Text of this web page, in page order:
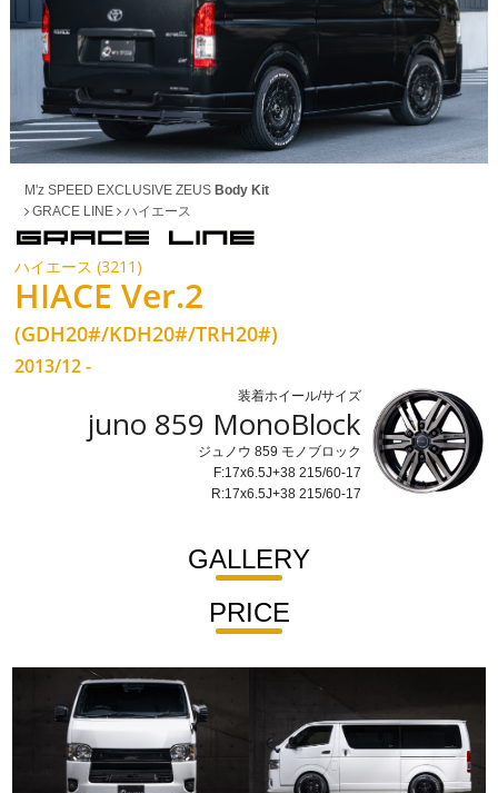
M'z SPEED EXCLUSIVE ZEUS Body Kit
GRACE LINE ハイエース
ハイエース (3211)
HIACE Ver.2
(GDH20#/KDH20#/TRH20#)
2013/12 -
装着ホイール/サイズ
juno 859 MonoBlock
ジュノウ 859 モノブロック
F:17x6.5J+38 215/60-17
R:17x6.5J+38 215/60-17
GALLERY
PRICE